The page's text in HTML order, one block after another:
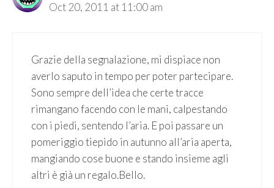
Oct 20, 2011 at 11:00 am
Grazie della segnalazione, mi dispiace non
averlo saputo in tempo per poter partecipare.
Sono sempre dell’idea che certe tracce
rimangano facendo con le mani, calpestando
con i piedi, sentendo l’aria. E poi passare un
pomeriggio tiepido in autunno all’aria aperta,
mangiando cose buone e stando insieme agli
altri è già un regalo.Bello.